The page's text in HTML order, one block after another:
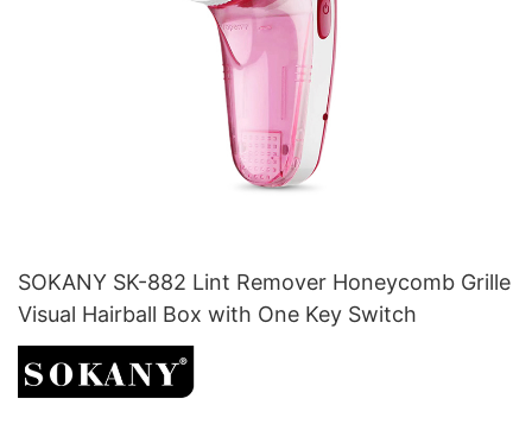
SOKANY SK-882 Lint Remover Honeycomb Grille
Visual Hairball Box with One Key Switch